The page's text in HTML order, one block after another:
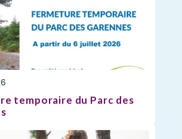
temporaire du Parc des